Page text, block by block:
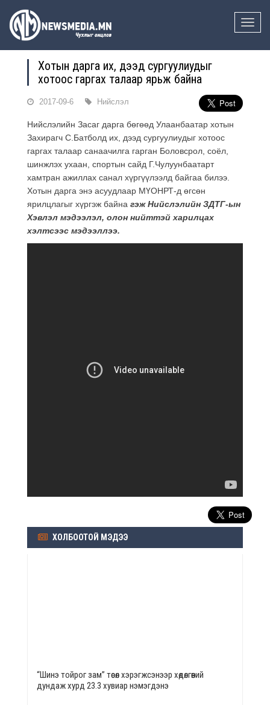
Toggle
Хотын дарга их, дээд сургуулиудыг
хотоос гаргах талаар ярьж байна
2017-09-6 Нийслэл
Нийслэлийн Засаг дарга бөгөөд Улаанбаатар хотын
Захирагч С.Батболд их, дээд сургуулиудыг хотоос
гаргах талаар санаачилга гарган Боловсрол, соёл,
шинжлэх ухаан, спортын сайд Г.Чулуунбаатарт
хамтран ажиллах санал хүргүүлээлд байгаа билээ.
Хотын дарга энэ асуудлаар МҮОНРТ-д өгсөн
ярилцлагыг хүргэж байна гэж Нийслэлийн ЗДТГ-ын
Хэвлэл мэдээлэл, олон нийттэй харилцах
хэлтсээс мэдээллээ.
ХОЛБООТОЙ МЭДЭЭ
“Шинэ тойрог зам” төсөл хэрэгжсэнээр хөдөлгөөний
дундаж хурд 23.3 хувиар нэмэгдэнэ